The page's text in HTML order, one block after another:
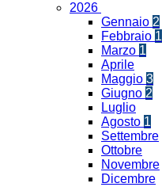
2026
Gennaio 2
Febbraio 1
Marzo 1
Aprile
Maggio 3
Giugno 2
Luglio
Agosto 1
Settembre
Ottobre
Novembre
Dicembre